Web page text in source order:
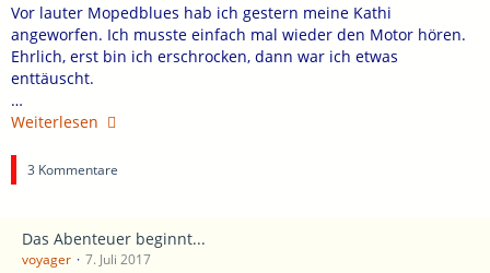
Vor lauter Mopedblues hab ich gestern meine Kathi
angeworfen. Ich musste einfach mal wieder den Motor hören.
Ehrlich, erst bin ich erschrocken, dann war ich etwas
enttäuscht.
…
Weiterlesen
3 Kommentare
Das Abenteuer beginnt...
voyager 7. Juli 2017